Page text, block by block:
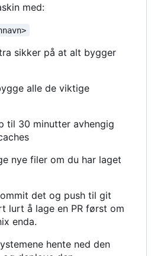
med:
sikker på at alt bygger
alle de viktige
til 30 minutter avhengig
nye filer om du har laget
det og push til git
lurt å lage en PR først om
enda.
hente ned den